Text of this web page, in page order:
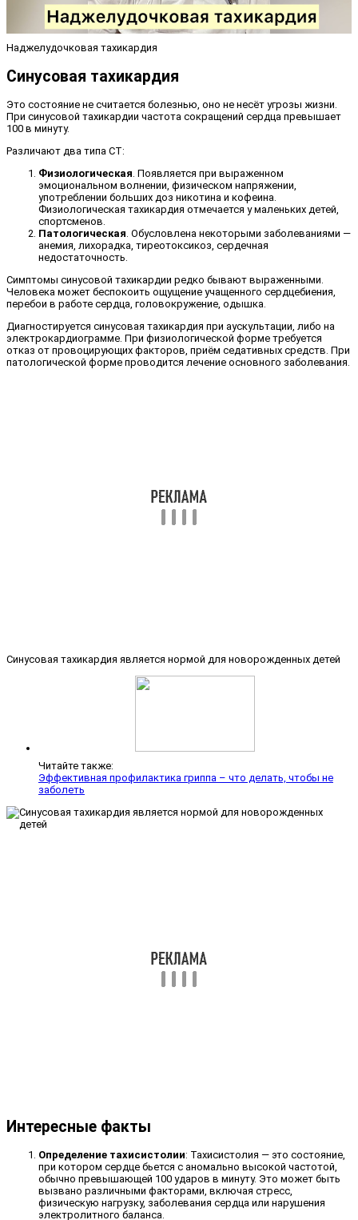
Наджелудочковая тахикардия
Синусовая тахикардия
Это состояние не считается болезнью, оно не несёт угрозы жизни.
При синусовой тахикардии частота сокращений сердца превышает
100 в минуту.
Различают два типа СТ:
Физиологическая . Появляется при выраженном
эмоциональном волнении, физическом напряжении,
употреблении больших доз никотина и кофеина.
Физиологическая тахикардия отмечается у маленьких детей,
спортсменов.
Патологическая . Обусловлена некоторыми заболеваниями —
анемия, лихорадка, тиреотоксикоз, сердечная
недостаточность.
Симптомы синусовой тахикардии редко бывают выраженными.
Человека может беспокоить ощущение учащенного сердцебиения,
перебои в работе сердца, головокружение, одышка.
Диагностируется синусовая тахикардия при аускультации, либо на
электрокардиограмме. При физиологической форме требуется
отказ от провоцирующих факторов, приём седативных средств. При
патологической форме проводится лечение основного заболевания.
Синусовая тахикардия является нормой для новорожденных детей
Читайте также:
Эффективная профилактика гриппа – что делать, чтобы не
заболеть
Интересные факты
Определение тахисистолии: Тахисистолия — это состояние,
при котором сердце бьется с аномально высокой частотой,
обычно превышающей 100 ударов в минуту. Это может быть
вызвано различными факторами, включая стресс,
физическую нагрузку, заболевания сердца или нарушения
электролитного баланса.